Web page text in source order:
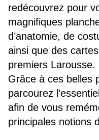
redécouvrez pour
magnifiques
d’anatomie, de
ainsi que des
premiers Larousse.
Grâce à ces belles
parcourez
afin de vous
principales notions